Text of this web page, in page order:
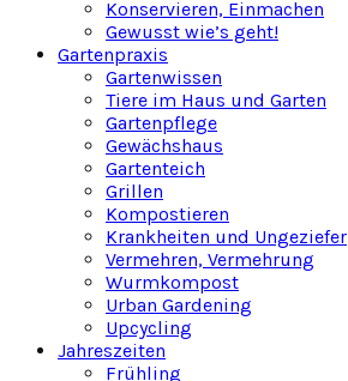
Konservieren, Einmachen
Gewusst wie’s geht!
Gartenpraxis
Gartenwissen
Tiere im Haus und Garten
Gartenpflege
Gewächshaus
Gartenteich
Grillen
Kompostieren
Krankheiten und Ungeziefer
Vermehren, Vermehrung
Wurmkompost
Urban Gardening
Upcycling
Jahreszeiten
Frühling